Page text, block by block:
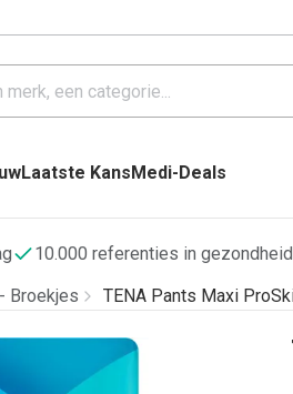
Laatste KansMedi-Deals
10.000 referenties in
Broekjes TENA Pants Maxi